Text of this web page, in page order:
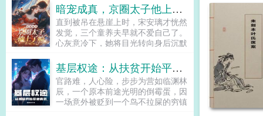
暗宠成真，京圈太子他上了瘾
直到被吊在悬崖上时，宋安璃才恍然
发觉，三个童养夫早就不爱自己了。
心灰意冷下，她将目光转向身后沉默
和我结婚，三年后给你一个亿。男人
垂眸掩住眼底暗涌，哑声应下好。没
人知道，这位看似卑微的保镖，实则
是京圈隐姓埋名的太子爷。他曾被她
救于泥泞，自此甘愿俯首为臣，只为
基层权途：从扶贫开始平步青云
官路难，人心险，步步为营如临渊林
辰，一个原本前途光明的倒霉蛋，因
一场意外被贬到一个鸟不拉屎的穷镇